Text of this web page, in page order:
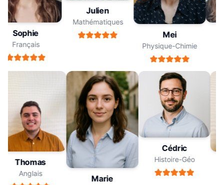
Sophie
Français
Julien
Mathématiques
Mei
Physique-Chimie
Thomas
Anglais
Marie
Cédric
Histoire-Géo